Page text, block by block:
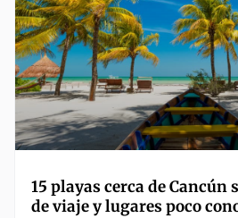
15 playas cerca de Cancún
de viaje y lugares poco